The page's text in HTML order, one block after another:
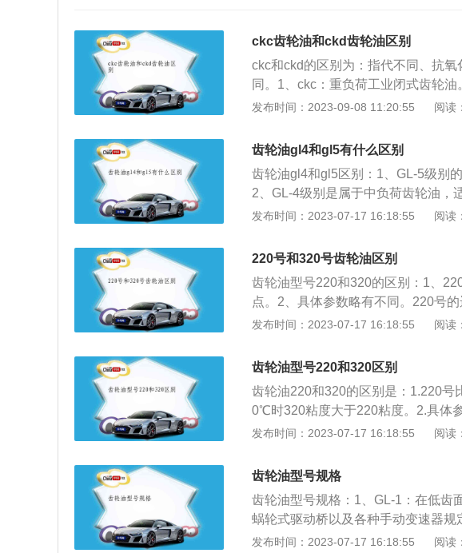
ckc齿轮油和ckd齿轮油区别
ckc和ckd的区别为：指代不同、抗
同。1、ckc：重负荷工业闭式齿轮
氧化性能不同。1、ckc：抗氧化性
L-CKC中负荷齿轮油是一种润滑剂，
齿轮的润滑。ckd齿轮油：CKD是重
度，极压性能≥60磅。齿轮油的介绍
合适的粘度。具有良好的热氧化安定
油是性能优异的润滑油。齿轮油的性
抗磨性是齿轮油最重要的性质、最主
伤、胶合的性能。
发布时间：2023-09-08 11:20:55 阅读
齿轮油gl4和gl5有什么区别
齿轮油gl4和gl5区别：1、GL-5级别
2、GL-4级别是属于中负荷齿轮油，
轮。3、GL-5则是属于重负荷齿轮油
的。以下是关于齿轮油的更多资料：
它和机油在使用条件、自身成分和
润滑齿轮和轴承、防止磨损和锈蚀
汽车转向器、变速器以及驱动桥等
高，所以齿轮油对齿轮的润滑、抗磨
发布时间：2023-07-17 16:18:55 阅读
220号和320号齿轮油区别
齿轮油型号220和320的区别：1、
点。2、具体参数略有不同。220号
88-352。齿轮油主要起润滑齿轮和
油，一般用在机器设备的变速箱、减
20该系列润滑油的特点：承载能力
异、粘附性良好，不含溶剂、沥青
发布时间：2023-07-17 16:18:55 阅读
齿轮油型号220和320区别
齿轮油220和320的区别是：1.220号
0℃时320粘度大于220粘度。2.具体
s)220号是198~<242。320号是
变速箱，减速机，涡轮机和齿轮箱里
性良好，热安定性和氧化安定性优
氯，符合环保要求。使用齿轮油的注
在要求低的车辆上，但使用等级低
曲面齿轮油可用子准双曲面齿轮润滑
发布时间：2023-07-17 16:18:55 阅读
齿轮油型号规格
齿轮油型号规格：1、GL-1：在低齿
蜗轮式驱动桥以及各种手动变速器
驱动桥，由于其负荷、温度和滑动速
发布时间：2023-07-17 16:18:55 阅读